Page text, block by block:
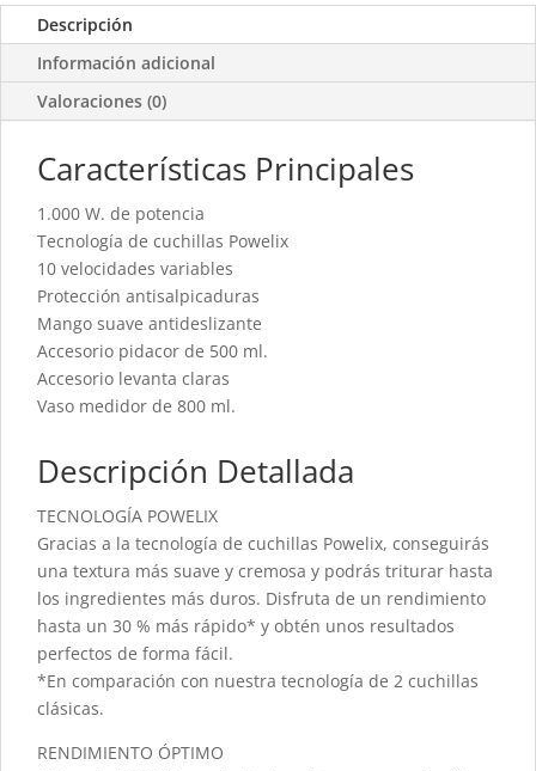
Descripción
Información adicional
Valoraciones (0)
Características Principales
1.000 W. de potencia
Tecnología de cuchillas Powelix
10 velocidades variables
Protección antisalpicaduras
Mango suave antideslizante
Accesorio pidacor de 500 ml.
Accesorio levanta claras
Vaso medidor de 800 ml.
Descripción Detallada
TECNOLOGÍA POWELIX
Gracias a la tecnología de cuchillas Powelix, conseguirás
una textura más suave y cremosa y podrás triturar hasta
los ingredientes más duros. Disfruta de un rendimiento
hasta un 30 % más rápido* y obtén unos resultados
perfectos de forma fácil.
*En comparación con nuestra tecnología de 2 cuchillas
clásicas.
RENDIMIENTO ÓPTIMO